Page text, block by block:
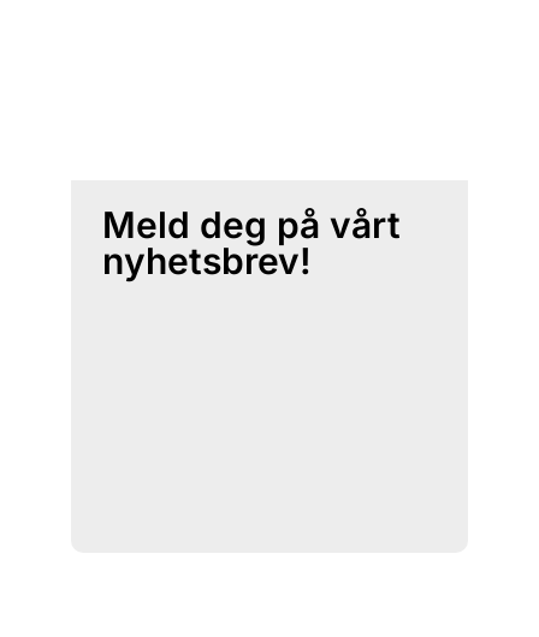
Meld deg på vårt
nyhetsbrev!